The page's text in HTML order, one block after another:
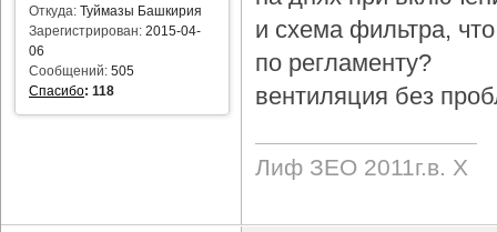
Откуда: Туймазы Башкирия
Зарегистрирован: 2015-04-
06
Сообщений: 505
Спасибо: 118
и схема фильтра,
по регламенту?
вентиляция без
Лиф ЗЕО 2011г.в. Х